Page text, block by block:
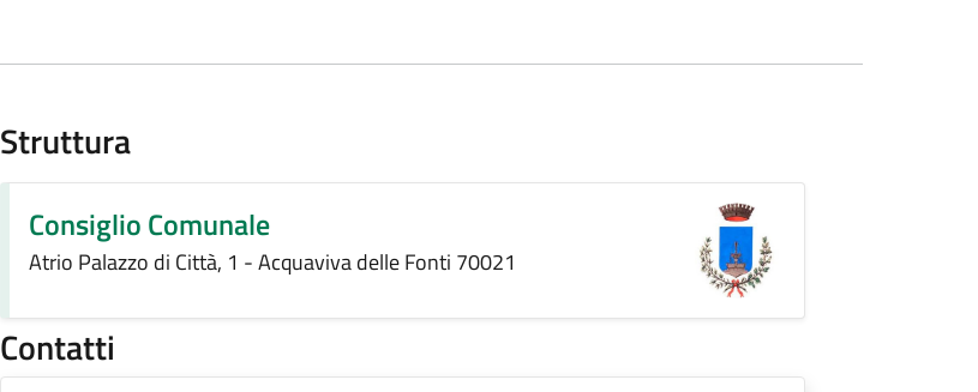
Struttura
Consiglio Comunale
Atrio Palazzo di Città, 1 - Acquaviva delle Fonti 70021
Contatti